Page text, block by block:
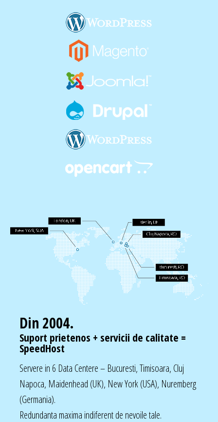
Din 2004.
Suport prietenos + servicii de calitate =
SpeedHost
Servere in 6 Data Centere – Bucuresti, Timisoara, Cluj
Napoca, Maidenhead (UK), New York (USA), Nuremberg
(Germania).
Redundanta maxima indiferent de nevoile tale.